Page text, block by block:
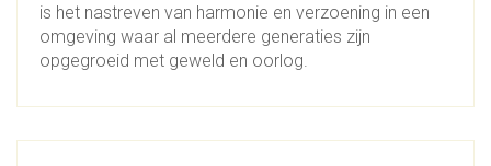
is het nastreven van harmonie en verzoening in een
omgeving waar al meerdere generaties zijn
opgegroeid met geweld en oorlog.